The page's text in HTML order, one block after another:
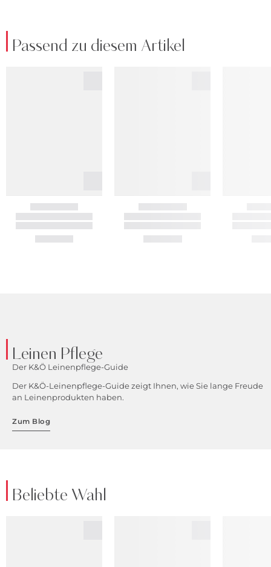
Passend zu diesem Artikel
Leinen Pflege
Der K&Ö Leinenpflege-Guide
Der K&Ö-Leinenpflege-Guide zeigt Ihnen, wie Sie lange Freude
an Leinenprodukten haben.
Zum Blog
Beliebte Wahl